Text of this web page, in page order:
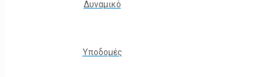
Δυναμικό
Υποδομές